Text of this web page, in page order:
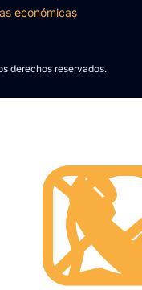
económicas
derechos reservados.